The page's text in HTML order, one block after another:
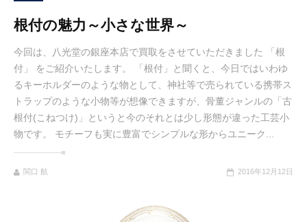
根付の魅力～小さな世界～
今回は、八光堂の銀座本店で買取をさせていただきました 「根
付」 をご紹介いたします。 「根付」と聞くと、今日ではいわゆ
るキーホルダーのような物として、神社等で売られている携帯ス
トラップのような小物等が想像できますが、骨董ジャンルの「古
根付(こねつけ)」というと今のそれとは少し形態が違った工芸小
物です。 モチーフも実に豊富でシンプルな形からユニーク...
関口 航 2016年12月12日